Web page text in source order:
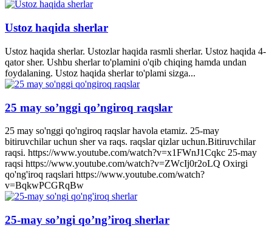
Ustoz haqida sherlar
Ustoz haqida sherlar. Ustozlar haqida rasmli sherlar. Ustoz haqida 4-
qator sher. Ushbu sherlar to'plamini o'qib chiqing hamda undan
foydalaning. Ustoz haqida sherlar to'plami sizga...
25 may so’nggi qo’ngiroq raqslar
25 may so'nggi qo'ngiroq raqslar havola etamiz. 25-may
bitiruvchilar uchun sher va raqs. raqslar qizlar uchun.Bitiruvchilar
raqsi. https://www.youtube.com/watch?v=x1FWnJ1Cqkc 25-may
raqsi https://www.youtube.com/watch?v=ZWcIj0r2oLQ Oxirgi
qo'ng'iroq raqslari https://www.youtube.com/watch?
v=BqkwPCGRqBw
25-may so’ngi qo’ng’iroq sherlar